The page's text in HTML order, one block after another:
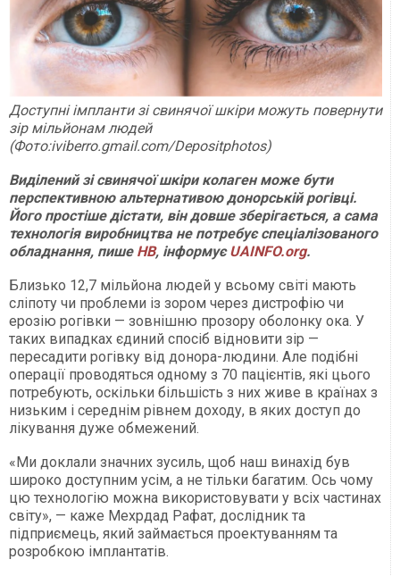
Доступні імпланти зі свинячої шкіри можуть повернути
зір мільйонам людей
(Фото:iviberro.gmail.com/Depositphotos)
Виділений зі свинячої шкіри колаген може бути
перспективною альтернативою донорській рогівці.
Його простіше дістати, він довше зберігається, а сама
технологія виробництва не потребує спеціалізованого
обладнання, пише НВ, інформуєUAINFO.org.
Близько 12,7 мільйона людей у всьому світі мають
сліпоту чи проблеми із зором через дистрофію чи
ерозію рогівки — зовнішню прозору оболонку ока. У
таких випадках єдиний спосіб відновити зір —
пересадити рогівку від донора-людини. Але подібні
операції проводяться одному з 70 пацієнтів, які цього
потребують, оскільки більшість з них живе в країнах з
низьким і середнім рівнем доходу, в яких доступ до
лікування дуже обмежений.
«Ми доклали значних зусиль, щоб наш винахід був
широко доступним усім, а не тільки багатим. Ось чому
цю технологію можна використовувати у всіх частинах
світу», — каже Мехрдад Рафат, дослідник та
підприємець, який займається проектуванням та
розробкою імплантатів.